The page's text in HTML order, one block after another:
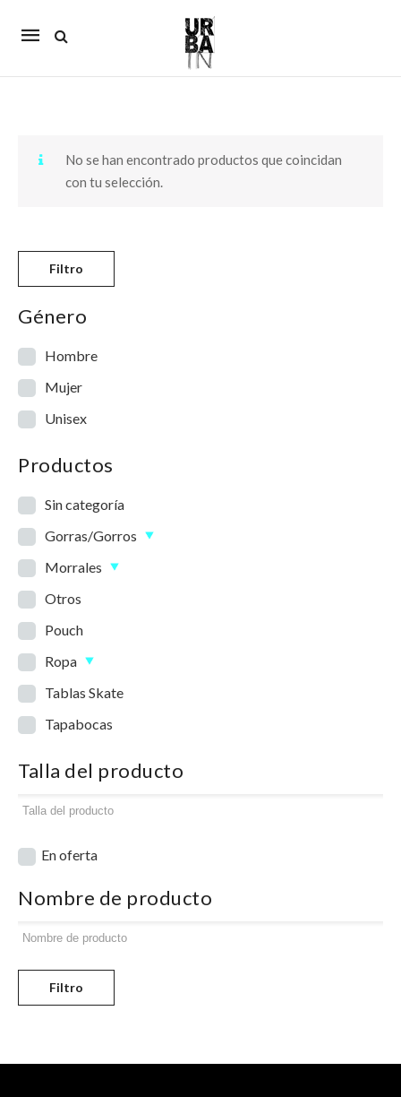
Mobile
No se han encontrado productos que coincidan
con tu selección.
Filtro
Género
Hombre
Mujer
Unisex
Productos
Sin categoría
Gorras/Gorros
Morrales
Otros
Pouch
Ropa
Tablas Skate
Tapabocas
Talla del producto
En oferta
Nombre de producto
Filtro